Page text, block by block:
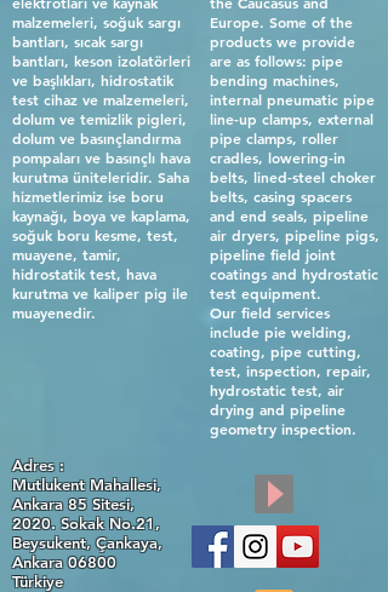
malzemeleri, soğuk sargı
bantları, sıcak sargı
bantları, keson izolatörleri
ve başlıkları, hidrostatik
test cihaz ve malzemeleri,
dolum ve temizlik pigleri,
dolum ve basınçlandırma
pompaları ve basınçlı hava
kurutma üniteleridir. Saha
hizmetlerimiz ise boru
kaynağı, boya ve kaplama,
soğuk boru kesme, test,
muayene, tamir,
hidrostatik test, hava
kurutma ve kaliper pig ile
muayenedir.
Europe. Some of the
products we provide
are as follows: pipe
bending machines,
internal pneumatic pipe
line-up clamps, external
pipe clamps, roller
cradles, lowering-in
belts, lined-steel choker
belts, casing spacers
and end seals, pipeline
air dryers, pipeline pigs,
pipeline field joint
coatings and hydrostatic
test equipment.
Our field services
include pie welding,
coating, pipe cutting,
test, inspection, repair,
hydrostatic test, air
drying and pipeline
geometry inspection.
Adres :
Mutlukent Mahallesi,
Ankara 85 Sitesi,
2020. Sokak No.21,
Beysukent, Çankaya,
Ankara 06800
Türkiye